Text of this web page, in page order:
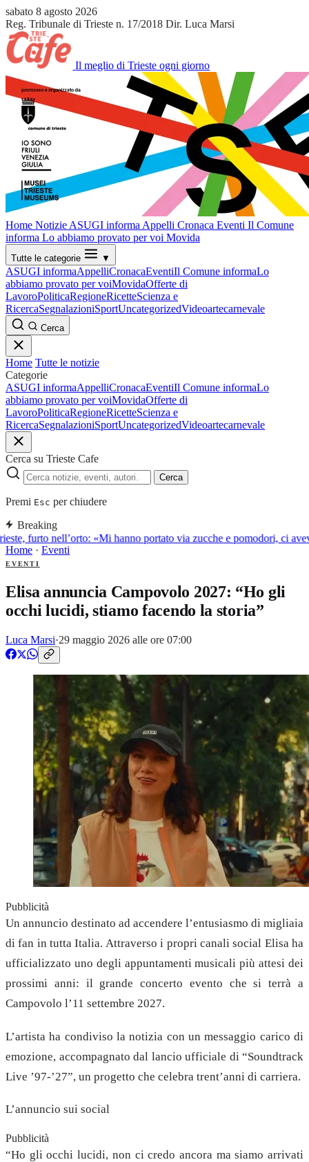
sabato 8 agosto 2026
Reg. Tribunale di Trieste n. 17/2018 Dir. Luca Marsi
Il meglio di Trieste ogni giorno
Home Notizie ASUGI informa Appelli Cronaca Eventi Il Comune
informa Lo abbiamo provato per voi Movida
Tutte le categorie ▼
ASUGI informaAppelliCronacaEventiIl Comune informaLo
abbiamo provato per voiMovidaOfferte di
LavoroPoliticaRegioneRicetteScienza e
RicercaSegnalazioniSportUncategorizedVideoartecarnevale
Cerca
Home Tutte le notizie
Categorie
ASUGI informaAppelliCronacaEventiIl Comune informaLo
abbiamo provato per voiMovidaOfferte di
LavoroPoliticaRegioneRicetteScienza e
RicercaSegnalazioniSportUncategorizedVideoartecarnevale
Cerca su Trieste Cafe
Cerca
Premi Esc per chiudere
Breaking
furto nell’orto: «Mi hanno portato via zucche e pomodori, ci
Home · Eventi
EVENTI
Elisa annuncia Campovolo 2027: “Ho gli
occhi lucidi, stiamo facendo la storia”
Luca Marsi·29 maggio 2026 alle ore 07:00
Pubblicità
Un annuncio destinato ad accendere l’entusiasmo di migliaia
di fan in tutta Italia. Attraverso i propri canali social Elisa ha
ufficializzato uno degli appuntamenti musicali più attesi dei
prossimi anni: il grande concerto evento che si terrà a
Campovolo l’11 settembre 2027.
L’artista ha condiviso la notizia con un messaggio carico di
emozione, accompagnato dal lancio ufficiale di “Soundtrack
Live ’97-’27”, un progetto che celebra trent’anni di carriera.
L’annuncio sui social
Pubblicità
“Ho gli occhi lucidi, non ci credo ancora ma siamo arrivati